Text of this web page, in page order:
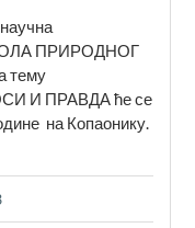
ПРИРОДНОГ
И ПРАВДА ће се
на Копаонику.